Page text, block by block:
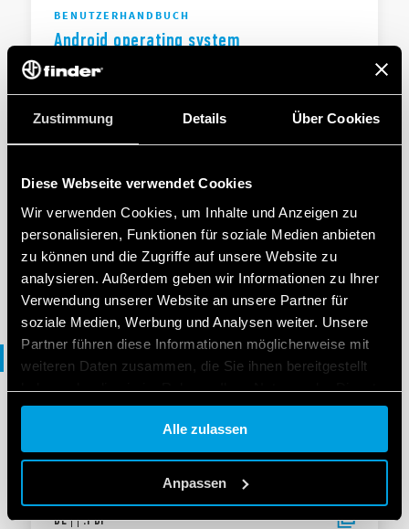
Zustimmung Details Über Cookies
Diese Webseite verwendet Cookies
Wir verwenden Cookies, um Inhalte und Anzeigen zu
personalisieren, Funktionen für soziale Medien anbieten
zu können und die Zugriffe auf unsere Website zu
analysieren. Außerdem geben wir Informationen zu Ihrer
Verwendung unserer Website an unsere Partner für
soziale Medien, Werbung und Analysen weiter. Unsere
Partner führen diese Informationen möglicherweise mit
weiteren Daten zusammen, die Sie ihnen bereitgestellt
haben oder die sie im Rahmen Ihrer Nutzung der Dienste
gesammelt haben.
Cookie policy.
Alle zulassen
Anpassen
BENUTZERHANDBUCH
Android operating system
EN
BENUTZERHANDBUCH
Benutzerhandbuch Toolbox Android
DE|| .PDF
Broschüre
Lichtmanagement
DE|| .PDF